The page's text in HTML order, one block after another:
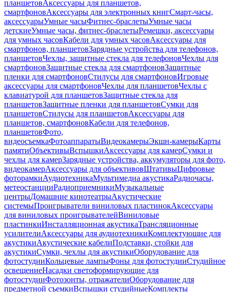
планшетовАксессуары для планшетов,
смартфоновАксессуары для электронных книгСмарт-часы,
аксессуарыУмные часыФитнес-браслетыУмные часы
детскиеУмные часы, фитнес-браслетыРемешки, аксессуары
для умных часовКабели для умных часовАксессуары для
смартфонов, планшетовЗарядные устройства для телефонов,
планшетовЧехлы, защитные стекла для телефоновЧехлы для
смартфоновЗащитные стекла для смартфоновЗащитные
пленки для смартфоновСтилусы для смартфоновИгровые
аксессуары для смартфоновЧехлы для планшетовЧехлы с
клавиатурой для планшетовЗащитные стекла для
планшетовЗащитные пленки для планшетовСумки для
планшетовСтилусы для планшетовАксессуары для
планшетов, смартфоновКабели для телефонов,
планшетовФото,
видеосъемкаФотоаппаратыВидеокамерыЭкшн-камерыКарты
памятиОбъективыВспышкиАксессуары для камерСумки и
чехлы для камерЗарядные устройства, аккумуляторы для фото,
видеокамерАксессуары для объективовШтативыЦифровые
фоторамкиАудиотехникаМультимедиа акустикаРадиочасы,
метеостанцииРадиоприемникиМузыкальные
центрыДомашние кинотеатрыАкустические
системыПроигрыватели виниловых пластинокАксессуары
для виниловых проигрывателейВиниловые
пластинкиИнсталляционная акустикаТрансляционные
усилителиАксессуары для аудиотехникиКомплектующие для
акустикиАкустические кабелиПодставки, стойки для
акустикиСумки, чехлы для акустикиОборудование для
фотостудииКольцевые лампыФоны для фотостудииСтудийное
освещениеНасадки светоформирующие для
фотостудииФотозонты, отражателиОборудование для
предметной съемкиВспышки студийныеКомплекты